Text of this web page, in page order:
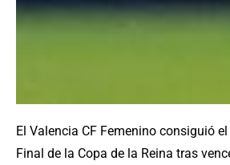
El Valencia CF Femenino consiguió
Final de la Copa de la Reina tras